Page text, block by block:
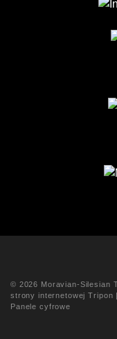
© 2026 Moravian-Silesian
strony internetowej Tripon
Panele cyfrowe